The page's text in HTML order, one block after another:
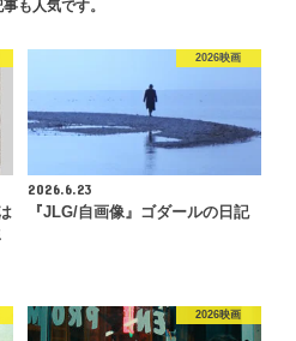
も人気です。
2026映画
2026.6.23
『JLG/自画像』ゴダールの日記
2026映画